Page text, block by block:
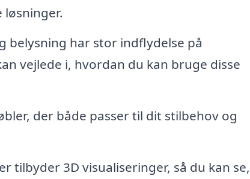
belysning har stor indflydelse på
vejlede i, hvordan du kan bruge disse
der både passer til dit stilbehov og
tilbyder 3D visualiseringer, så du kan se,